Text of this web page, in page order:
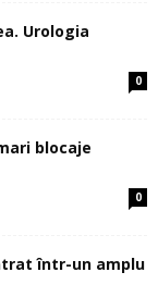
Urologia
0
blocaje
0
într-un amplu